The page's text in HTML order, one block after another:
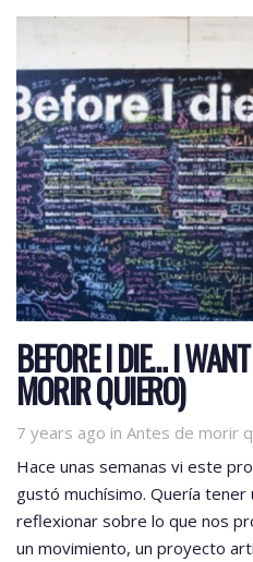
BEFORE I DIE… I
MORIR QUIERO)
7 years ago in
Tags
Antes de morir
Hace unas semanas vi este
gustó muchísimo. Quería
reflexionar sobre lo que nos
un movimiento, un proyecto